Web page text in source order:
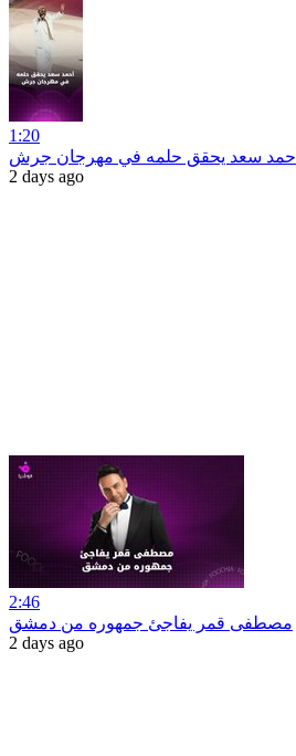
1:20
أحمد سعد يحقق حلمه في مهرجان جرش
2 days ago
2:46
مصطفى قمر يفاجئ جمهوره من دمشق
2 days ago